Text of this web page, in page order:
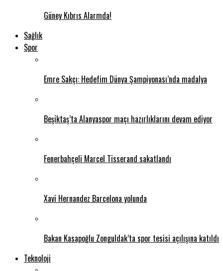
Güney Kıbrıs Alarmda!
Sağlık
Spor
Emre Sakçı: Hedefim Dünya Şampiyonası’nda madalya
Beşiktaş’ta Alanyaspor maçı hazırlıklarını devam ediyor
Fenerbahçeli Marcel Tisserand sakatlandı
Xavi Hernandez Barcelona yolunda
Bakan Kasapoğlu Zonguldak’ta spor tesisi açılışına katıldı
Teknoloji